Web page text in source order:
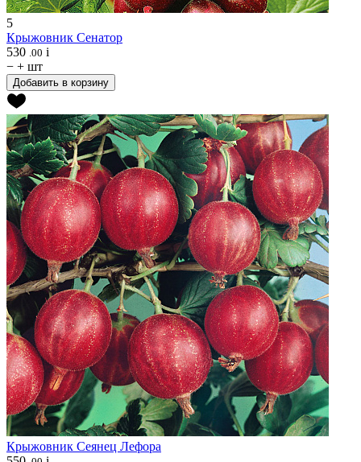
5
Крыжовник Сенатор
530 .00 i
− + шт
Добавить в корзину
Крыжовник Сеянец Лефора